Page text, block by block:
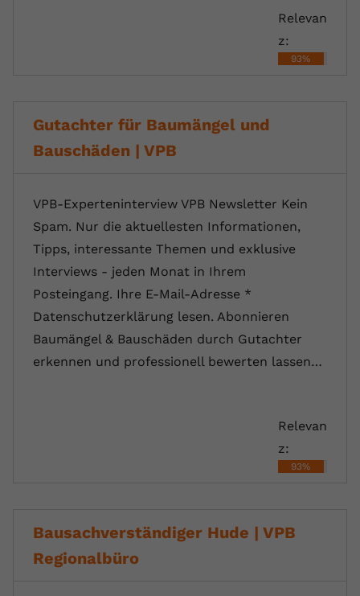
Relevan
z:
93%
Gutachter für Baumängel und
Bauschäden | VPB
VPB-Experteninterview VPB Newsletter Kein
Spam. Nur die aktuellesten Informationen,
Tipps, interessante Themen und exklusive
Interviews - jeden Monat in Ihrem
Posteingang. Ihre E-Mail-Adresse *
Datenschutzerklärung lesen. Abonnieren
Baumängel & Bauschäden durch Gutachter
erkennen und professionell bewerten lassen…
Relevan
z:
93%
Bausachverständiger Hude | VPB
Regionalbüro